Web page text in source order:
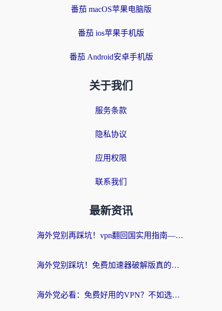
番茄 macOS苹果电脑版
番茄 ios苹果手机版
番茄 Android安卓手机版
关于我们
服务条款
隐私协议
应用权限
联系我们
最新资讯
海外党别再踩坑！vpn翻回国实用指南——选对加速器，国内资源无缝用
海外党别踩坑！免费加速器破解版真的能用？教你无缝访问国内资源的正确姿势
海外党必看：免费好用的VPN？不如选对转国内加速器实现无缝追剧